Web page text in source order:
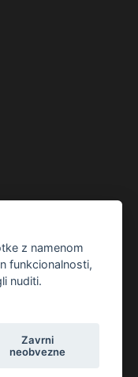
z namenom
funkcionalnosti,
nuditi.
Zavrni
neobvezne